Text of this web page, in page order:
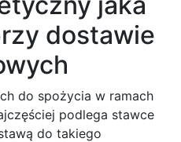
dostawie
do spożycia w ramach
podlega stawce
do takiego